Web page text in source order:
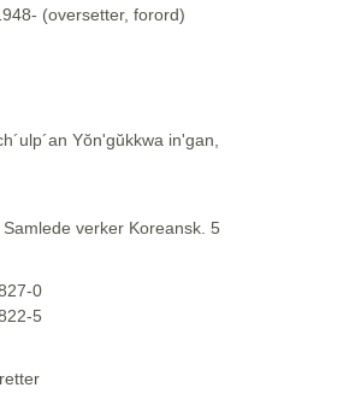
(oversetter, forord)
Yŏn'gŭkkwa in'gan,
verker Koreansk. 5
0
5